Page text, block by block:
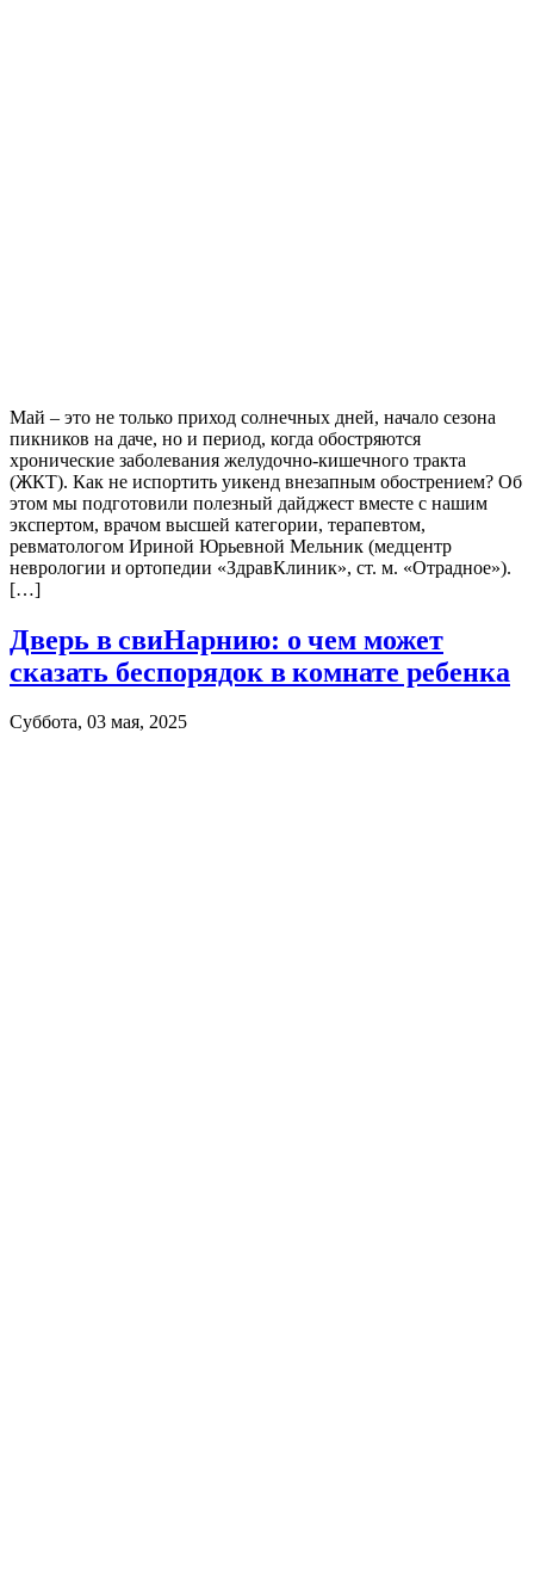
Май – это не только приход солнечных дней, начало сезона
пикников на даче, но и период, когда обостряются
хронические заболевания желудочно-кишечного тракта
(ЖКТ). Как не испортить уикенд внезапным обострением? Об
этом мы подготовили полезный дайджест вместе с нашим
экспертом, врачом высшей категории, терапевтом,
ревматологом Ириной Юрьевной Мельник (медцентр
неврологии и ортопедии «ЗдравКлиник», ст. м. «Отрадное»).
[…]
Дверь в свиНарнию: о чем может
сказать беспорядок в комнате ребенка
Суббота, 03 мая, 2025